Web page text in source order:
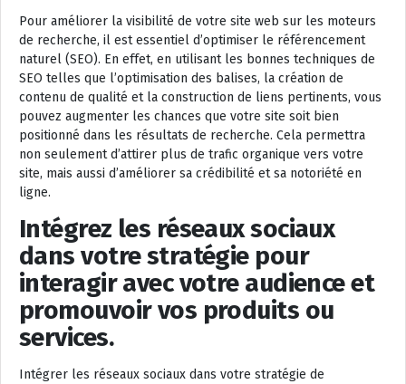
Pour améliorer la visibilité de votre site web sur les moteurs
de recherche, il est essentiel d’optimiser le référencement
naturel (SEO). En effet, en utilisant les bonnes techniques de
SEO telles que l’optimisation des balises, la création de
contenu de qualité et la construction de liens pertinents, vous
pouvez augmenter les chances que votre site soit bien
positionné dans les résultats de recherche. Cela permettra
non seulement d’attirer plus de trafic organique vers votre
site, mais aussi d’améliorer sa crédibilité et sa notoriété en
ligne.
Intégrez les réseaux sociaux
dans votre stratégie pour
interagir avec votre audience et
promouvoir vos produits ou
services.
Intégrer les réseaux sociaux dans votre stratégie de